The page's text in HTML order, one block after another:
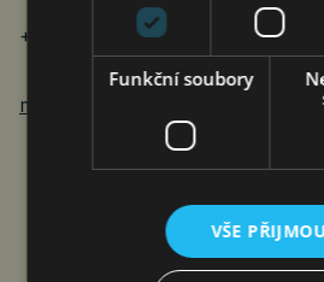
+420 608 029 700
martin.klecka@koridord8.cz
Funkční soubory
VŠE